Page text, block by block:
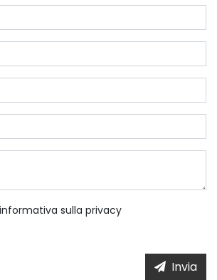
sulla privacy
Invia